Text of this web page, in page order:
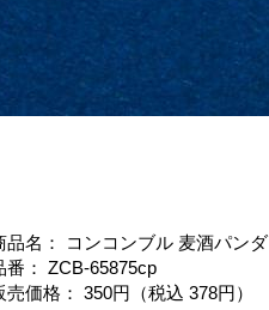
品名： コンコンブル 麦酒パンダ
番： ZCB-65875cp
売価格： 350円（税込 378円）